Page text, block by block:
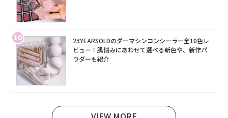
10
23YEARSOLDのダーマシンコンシーラー全10色レ
ビュー！肌悩みにあわせて選べる新色や、新作パ
ウダーも紹介